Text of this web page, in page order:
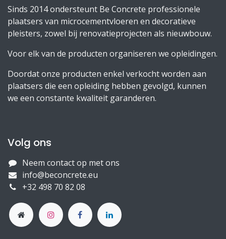
Sinds 2014 ondersteunt Be Concrete professionele
plaatsers van microcementvloeren en decoratieve
pleisters, zowel bij renovatieprojecten als nieuwbouw.
Voor elk van de producten organiseren we opleidingen.
Doordat onze producten enkel verkocht worden aan
plaatsers die een opleiding hebben gevolgd, kunnen
we een constante kwaliteit garanderen.
Volg ons
Neem contact op met ons
info@beconcrete.eu
+32 498 70 82 08